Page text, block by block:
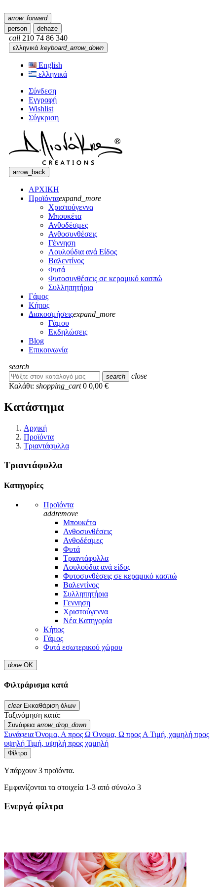
arrow_forward
person
dehaze
call 210 74 86 340
ελληνικά keyboard_arrow_down
English
ελληνικά
Σύνδεση
Εγγραφή
Wishlist
Σύγκριση
arrow_back
ΑΡΧΙΚΗ
Προϊόνταexpand_more
Χριστούγεννα
Μπουκέτα
Ανθοδέσμες
Ανθοσυνθέσεις
Γέννηση
Λουλούδια ανά Είδος
Βαλεντίνος
Φυτά
Φυτοσυνθέσεις σε κεραμικό κασπώ
Συλληπητήρια
Γάμος
Κήπος
Διακοσμήσειςexpand_more
Γάμου
Εκδηλώσεις
Blog
Επικοινωνία
search
search
close
Καλάθι: shopping_cart 0 0,00 €
Κατάστημα
Αρχική
Προϊόντα
Τριαντάφυλλα
Τριαντάφυλλα
Κατηγορίες
Προϊόντα
addremove
Μπουκέτα
Ανθοσυνθέσεις
Ανθοδέσμες
Φυτά
Τριαντάφυλλα
Λουλούδια ανά είδος
Φυτοσυνθέσεις σε κεραμικό κασπώ
Βαλεντίνος
Συλληπητήρια
Γεννηση
Χριστούγεννα
Νέα Κατηγορία
Κήπος
Γάμος
Φυτά εσωτερικού χώρου
done ΟΚ
Φιλτράρισμα κατά
clear Εκκαθάριση όλων
Ταξινόμηση κατά:
Συνάφεια arrow_drop_down
ΣυνάφειαΌνομα, Α προς ΩΌνομα, Ω προς Α Τιμή, χαμηλή προς
υψηλή Τιμή, υψηλή προς χαμηλή
Φίλτρο
Υπάρχουν 3 προϊόντα.
Εμφανίζονται τα στοιχεία 1-3 από σύνολο 3
Ενεργά φίλτρα